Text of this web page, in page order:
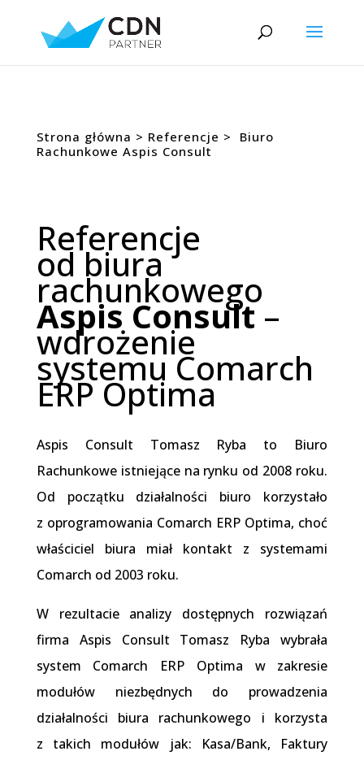
Strona główna > Referencje > Biuro
Rachunkowe Aspis Consult
Referencje
od biura
rachunkowego
Aspis Consult–
wdrożenie
systemu Comarch
ERP Optima
Aspis Consult Tomasz Ryba to Biuro
Rachunkowe istniejące na rynku od 2008 roku.
Od początku działalności biuro korzystało
z oprogramowania Comarch ERP Optima, choć
właściciel biura miał kontakt z systemami
Comarch od 2003 roku.
W rezultacie analizy dostępnych rozwiązań
firma Aspis Consult Tomasz Ryba wybrała
system Comarch ERP Optima w zakresie
modułów niezbędnych do prowadzenia
działalności biura rachunkowego i korzysta
z takich modułów jak: Kasa/Bank, Faktury